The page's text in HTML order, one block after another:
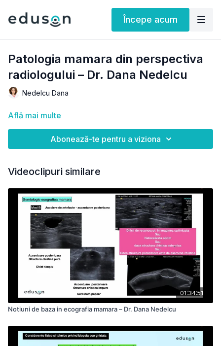
Începe acum
Patologia mamara din perspectiva
radiologului – Dr. Dana Nedelcu
Nedelcu Dana
Află mai multe
Abonează-te pentru a viziona
Videoclipuri similare
01:34:51
Notiuni de baza in ecografia mamara – Dr. Dana Nedelcu